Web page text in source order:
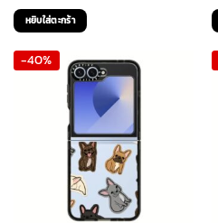
price
was:
2,599 ฿.1,560 ฿.
หยิบใส่ตะกร้า
-40%